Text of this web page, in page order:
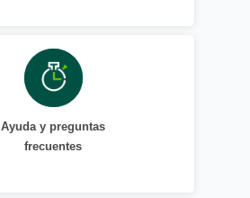
Ayuda y preguntas
frecuentes